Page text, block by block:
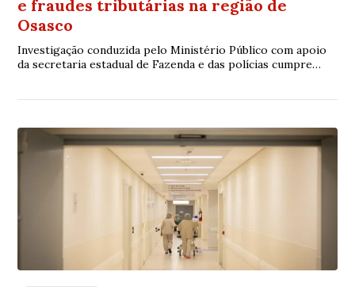
e fraudes tributárias na região de
Osasco
Investigação conduzida pelo Ministério Público com apoio
da secretaria estadual de Fazenda e das polícias cumpre